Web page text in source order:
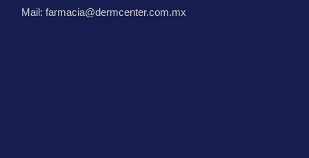
Mail: farmacia@dermcenter.com.mx